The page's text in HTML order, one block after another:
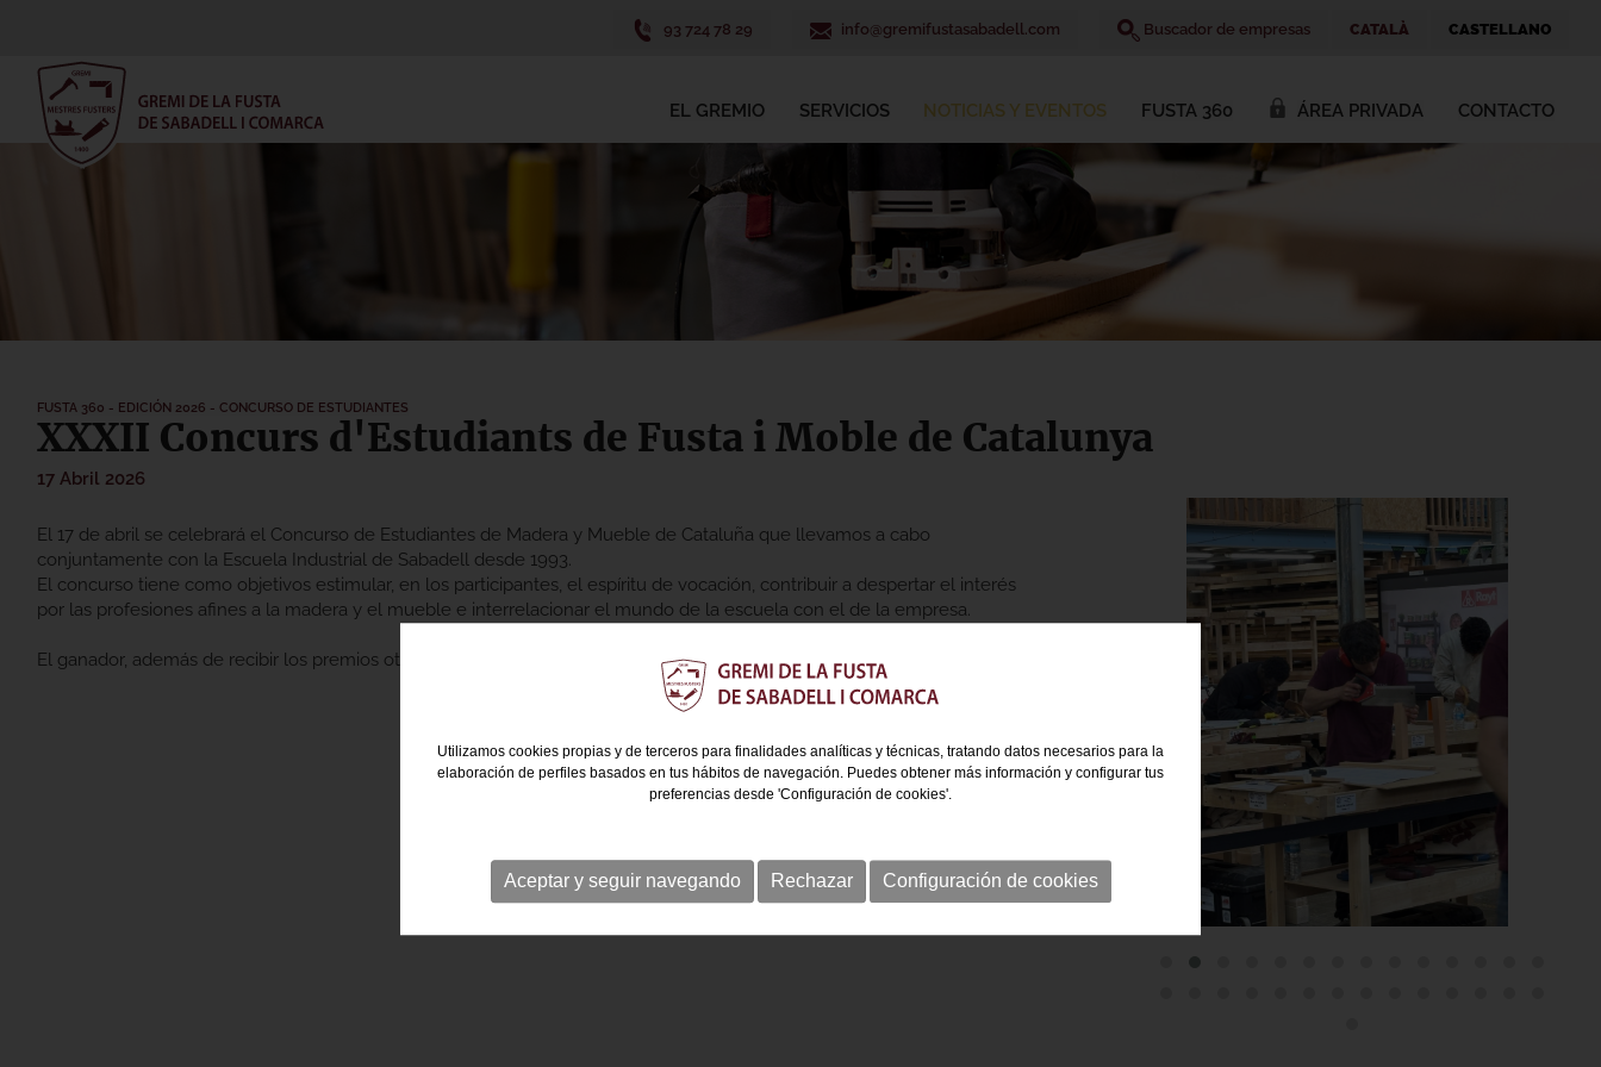
93 724 78 29 info@gremifustasabadell.com Buscador de empresas CATALÀ CASTELLANO
EL GREMIO SERVICIOS NOTICIAS Y EVENTOS FUSTA 360 ÁREA PRIVADA CONTACTO
FUSTA 360 - EDICIÓN 2026 - CONCURSO DE ESTUDIANTES
XXXII Concurs d'Estudiants de Fusta i Moble de Catalunya
17 Abril 2026
El 17 de abril se celebrará el Concurso de Estudiantes de Madera y Mueble de Cataluña que llevamos a cabo
conjuntamente con la Escuela Industrial de Sabadell desde 1993.
El concurso tiene como objetivos estimular, en los participantes, el espíritu de vocación, contribuir a despertar el interés
por las profesiones afines a la madera y el mueble e interrelacionar el mundo de la escuela con el de la empresa.
El ganador, además de recibir los premios otorgados en el concurso, será invitado a la Cena del Gremio.
Utilizamos cookies propias y de terceros para finalidades analíticas y técnicas, tratando datos necesarios para la
elaboración de perfiles basados en tus hábitos de navegación. Puedes obtener más información y configurar tus
preferencias desde 'Configuración de cookies'.
Aceptar y seguir navegando Rechazar Configuración de cookies